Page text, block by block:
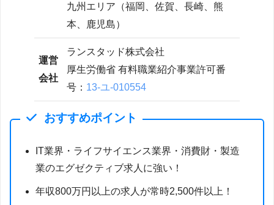
九州エリア（福岡、佐賀、長崎、熊
本、鹿児島）
運営
会社
ランスタッド株式会社
厚生労働省 有料職業紹介事業許可番
号： 13-ユ-010554
おすすめポイント
IT業界・ライフサイエンス業界・消費財・製造
業のエグゼクティブ求人に強い！
年収800万円以上の求人が常時2,500件以上！